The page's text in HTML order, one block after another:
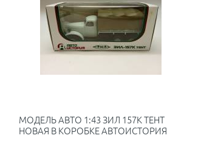
МОДЕЛЬ АВТО 1:43 ЗИЛ 157К ТЕНТ
НОВАЯ В КОРОБКЕ АВТОИСТОРИЯ